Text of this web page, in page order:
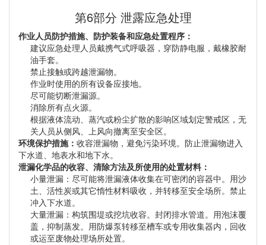
第6部分 泄露应急处理
作业人员防护措施、防护装备和应急处置程序：
建议应急处理人员戴携气式呼吸器，穿防静电服，戴橡胶耐
油手套。
禁止接触或跨越泄漏物。
作业时使用的所有设备应接地。
尽可能切断泄漏源。
消除所有点火源。
根据液体流动、蒸汽或粉尘扩散的影响区域划定警戒区，无
关人员从侧风、上风向撤离至安全区。
环境保护措施： 收容泄漏物，避免污染环境。防止泄漏物进入
下水道、地表水和地下水。
泄漏化学品的收容、清除方法及所使用的处置材料：
小量泄漏：尽可能将泄漏液体收集在可密闭的容器中。用沙
土、活性炭或其它惰性材料吸收，并转移至安全场所。禁止
冲入下水道。
大量泄漏：构筑围堤或挖坑收容。封闭排水管道。用泡沫覆
盖，抑制蒸发。用防爆泵转移至槽车或专用收集器内，回收
或运至废物处理场所处置。